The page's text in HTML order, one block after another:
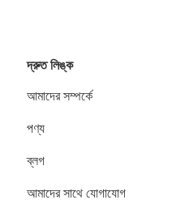
দ্রুত লিঙ্ক
আমাদের সম্পর্কে
পণ্য
ব্লগ
আমাদের সাথে যোগাযোগ